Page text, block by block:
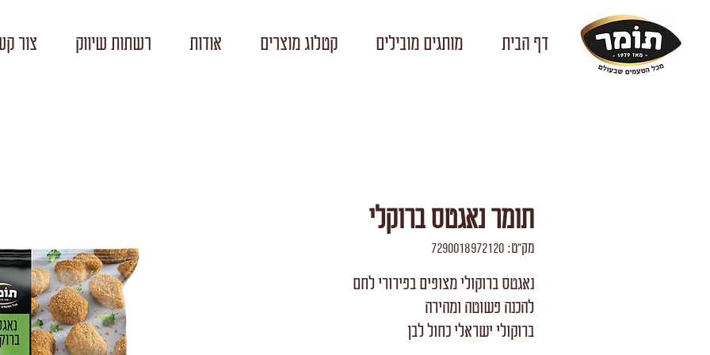
דף הבית מותגים מובילים קטלוג מוצרים אודות רשתות שיווק צור
תומר נאגטס ברוקלי
מק"ט: 7290018972120
נאגטס ברוקולי מצופים בפירורי לחם
להכנה פשוטה ומהירה
ברוקולי ישראלי כחול לבן